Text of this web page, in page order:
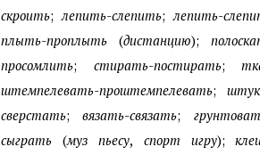
скроить; лепить-слепить; лепить-
плыть-проплыть (дистанцию);
просомлить; стирать-постирать;
штемпелевать-проштемпелевать;
сверстать; вязать-связать;
сыграть (муз пьесу, спорт игру);